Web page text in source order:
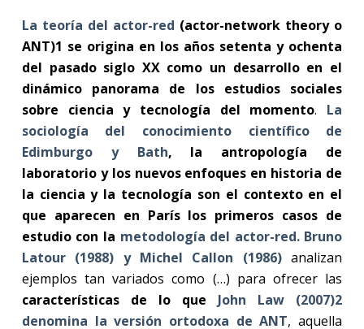
La teoría del actor-red (actor-network theory o
ANT)1 se origina en los años setenta y ochenta
del pasado siglo XX como un desarrollo en el
dinámico panorama de los estudios sociales
sobre ciencia y tecnología del momento. La
sociología del conocimiento científico de
Edimburgo y Bath, la antropología de
laboratorio y los nuevos enfoques en historia de
la ciencia y la tecnología son el contexto en el
que aparecen en París los primeros casos de
estudio con la metodología del actor-red. Bruno
Latour (1988) y Michel Callon (1986) analizan
ejemplos tan variados como (…) para ofrecer las
características de lo que John Law (2007)2
denomina la versión ortodoxa de ANT, aquella